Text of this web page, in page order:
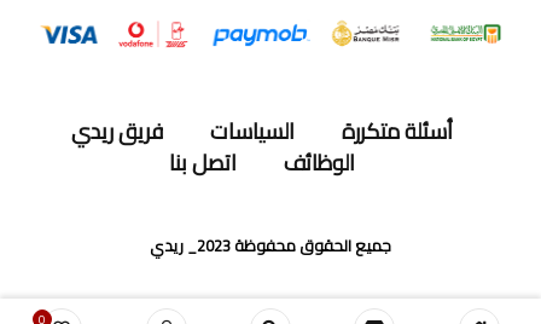
أسئلة متكررة السياسات فريق ريدي
الوظائف اتصل بنا
جميع الحقوق محفوظة 2023_ ريدي